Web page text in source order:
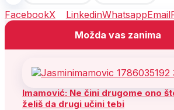
FacebookX LinkedinWhatsappEmail
Možda vas zanima
Imamović: Ne čini drugome ono
želiš da drugi učini tebi